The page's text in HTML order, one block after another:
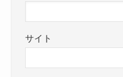
サイト